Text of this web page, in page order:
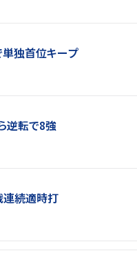
単独首位キープ
逆転で8強
連続適時打